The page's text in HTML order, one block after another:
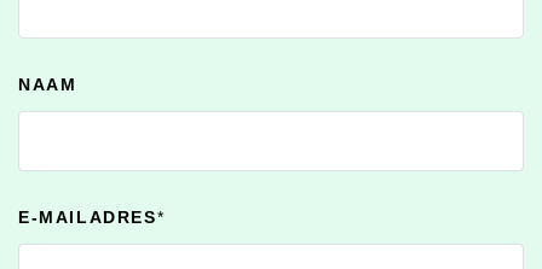
NAAM
E-MAILADRES*